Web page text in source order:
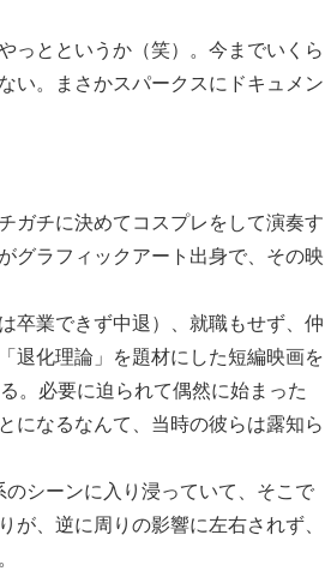
っとというか（笑）。今までいくら
い。まさかスパークスにドキュメン
ガチに決めてコスプレをして演奏す
グラフィックアート出身で、その映
卒業できず中退）、就職もせず、仲
退化理論」を題材にした短編映画を
。必要に迫られて偶然に始まった
になるなんて、当時の彼らは露知ら
シーンに入り浸っていて、そこで
、逆に周りの影響に左右されず、